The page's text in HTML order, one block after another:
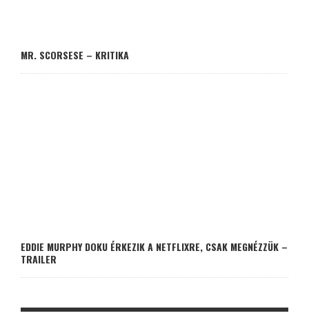
MR. SCORSESE – KRITIKA
EDDIE MURPHY DOKU ÉRKEZIK A NETFLIXRE, CSAK MEGNÉZZÜK –
TRAILER